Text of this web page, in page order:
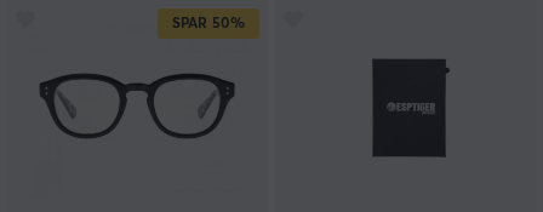
SPAR 50%